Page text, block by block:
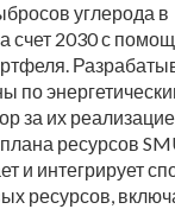
углерода в
счет 2030 с
по
за их
ресурсов
и интегрирует
ресурсов,